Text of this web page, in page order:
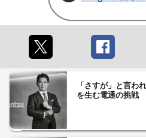
「さすが」と言わ
を生む電通の挑戦